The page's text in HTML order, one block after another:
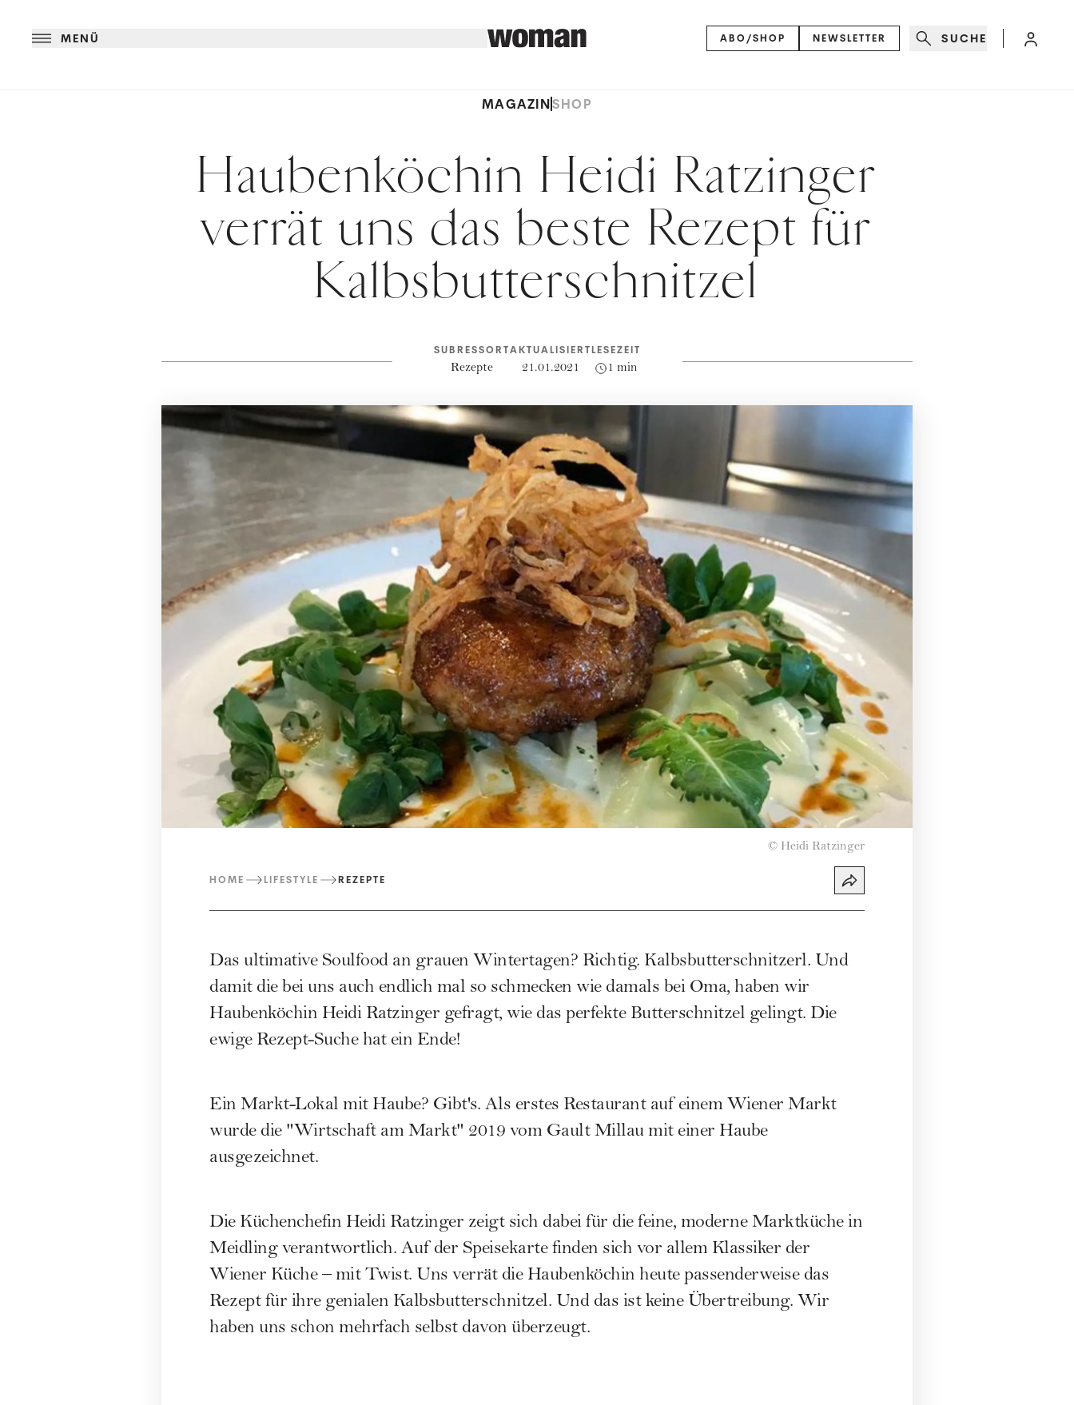
MENÜ ABO/SHOP NEWSLETTER SUCHE
MAGAZINSHOP
Haubenköchin Heidi Ratzinger
verrät uns das beste Rezept für
Kalbsbutterschnitzel
SUBRESSORT
Rezepte
AKTUALISIERT
21.01.2021
LESEZEIT
1 min
© Heidi Ratzinger
HOME LIFESTYLE REZEPTE
Das ultimative Soulfood an grauen Wintertagen? Richtig. Kalbsbutterschnitzerl. Und
damit die bei uns auch endlich mal so schmecken wie damals bei Oma, haben wir
Haubenköchin Heidi Ratzinger gefragt, wie das perfekte Butterschnitzel gelingt. Die
ewige Rezept-Suche hat ein Ende!
Ein Markt-Lokal mit Haube? Gibt's. Als erstes Restaurant auf einem Wiener Markt
wurde die "Wirtschaft am Markt" 2019 vom Gault Millau mit einer Haube
ausgezeichnet.
Die Küchenchefin Heidi Ratzinger zeigt sich dabei für die feine, moderne Marktküche in
Meidling verantwortlich. Auf der Speisekarte finden sich vor allem Klassiker der
Wiener Küche – mit Twist. Uns verrät die Haubenköchin heute passenderweise das
Rezept für ihre genialen Kalbsbutterschnitzel. Und das ist keine Übertreibung. Wir
haben uns schon mehrfach selbst davon überzeugt.